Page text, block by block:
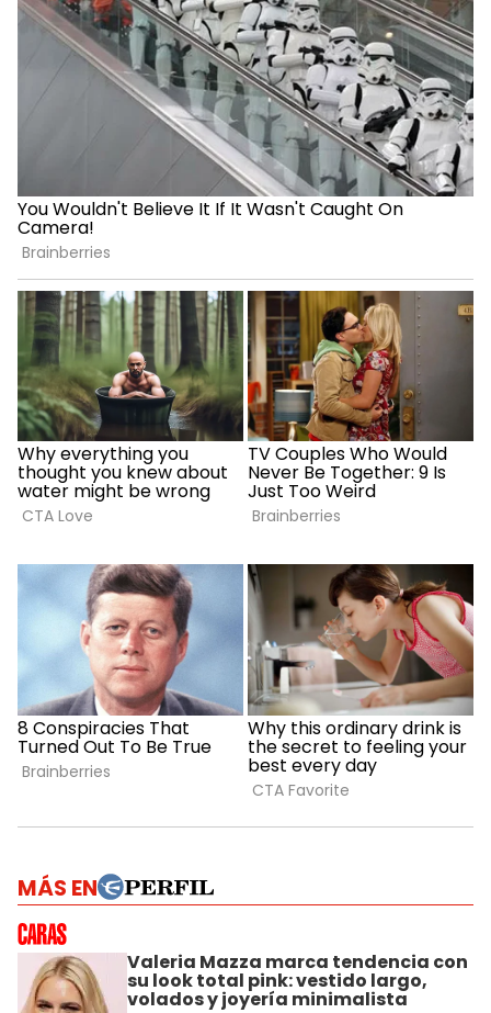
MÁS EN
Valeria Mazza marca tendencia con
su look total pink: vestido largo,
volados y joyería minimalista